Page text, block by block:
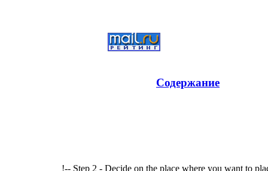
Содержание
!-- Step 2 - Decide on the place where you want to